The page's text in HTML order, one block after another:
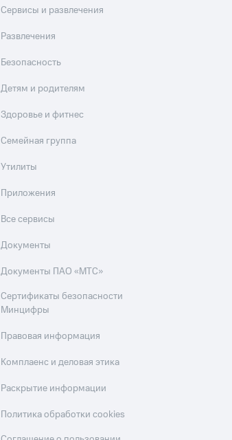
Сервисы и развлечения
Развлечения
Безопасность
Детям и родителям
Здоровье и фитнес
Семейная группа
Утилиты
Приложения
Все сервисы
Документы
Документы ПАО «МТС»
Сертификаты безопасности
Минцифры
Правовая информация
Комплаенс и деловая этика
Раскрытие информации
Политика обработки cookies